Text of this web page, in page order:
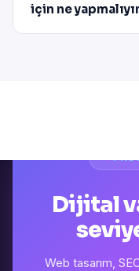
için ne
Dijital
Web tasarım,